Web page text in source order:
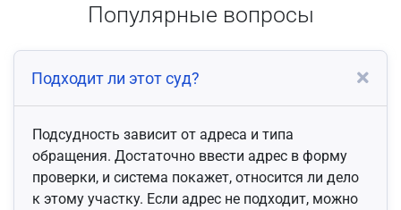
Популярные вопросы
Подходит ли этот суд?
Подсудность зависит от адреса и типа
обращения. Достаточно ввести адрес в форму
проверки, и система покажет, относится ли дело
к этому участку. Если адрес не подходит, можно